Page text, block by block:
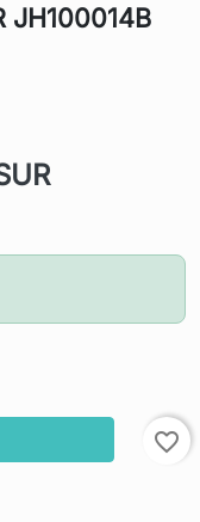
JH100014B
favorite_border